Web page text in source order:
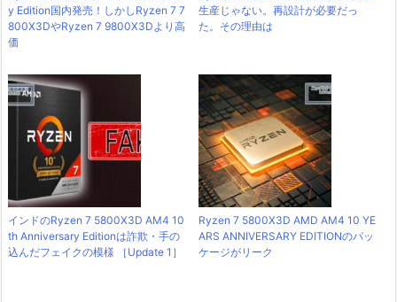
y Edition国内発売！しかしRyzen 7 7
800X3DやRyzen 7 9800X3Dより高
価
生産じゃない。再設計が必要だっ
た。その理由は
インドのRyzen 7 5800X3D AM4 10
th Anniversary Editionは詐欺・手の
込んだフェイクの模様 ［Update 1］
Ryzen 7 5800X3D AMD AM4 10 YE
ARS ANNIVERSARY EDITIONのパッ
ケージがリーク